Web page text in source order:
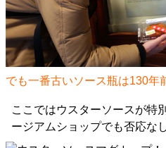
でも一番古いソース瓶は130年
ここではウスターソースが特
ージアムショップでも否応な